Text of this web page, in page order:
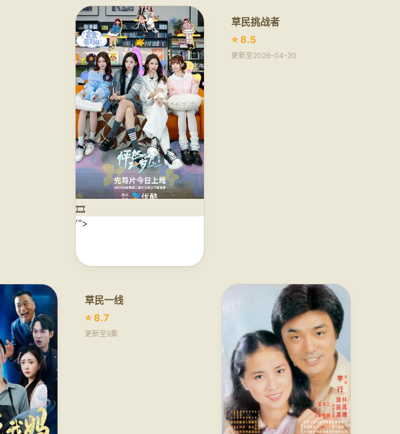
🎞️
'">
草民挑战者
⭐ 8.5
更新至2026-04-20
草民一线
⭐ 8.7
更新至9集